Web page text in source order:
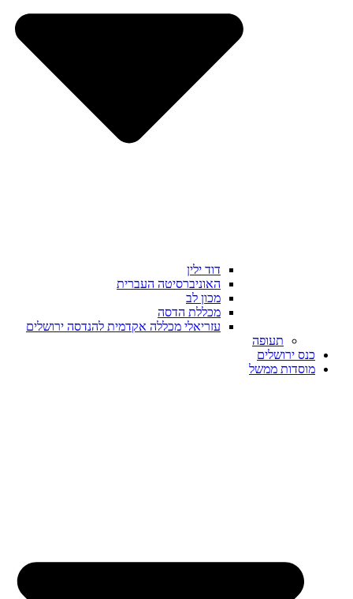
דוד ילין
האוניברסיטה העברית
מכון לב
מכללת הדסה
עזריאלי מכללה אקדמית להנדסה ירושלים
תעופה
כנס ירושלים
מוסדות ממשל